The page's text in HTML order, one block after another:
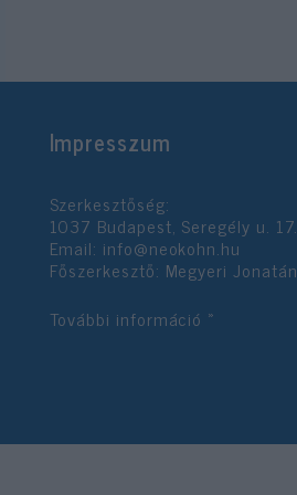
Impresszum
Szerkesztőség:
1037 Budapest, Seregély u. 17.
Email: info@neokohn.hu
Főszerkesztő: Megyeri Jonatán
További információ »